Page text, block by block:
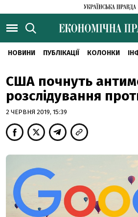
НОВИНИ ПУБЛІКАЦІЇ КОЛОНКИ
США почнуть
розслідування
2 ЧЕРВНЯ 2019, 15:39